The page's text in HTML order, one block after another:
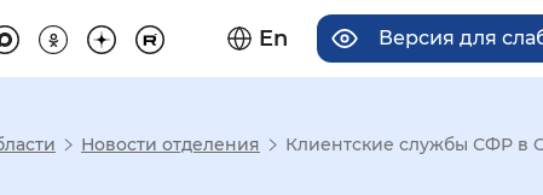
En Версия для
отображения
Новости отделения Клиентские службы СФР в